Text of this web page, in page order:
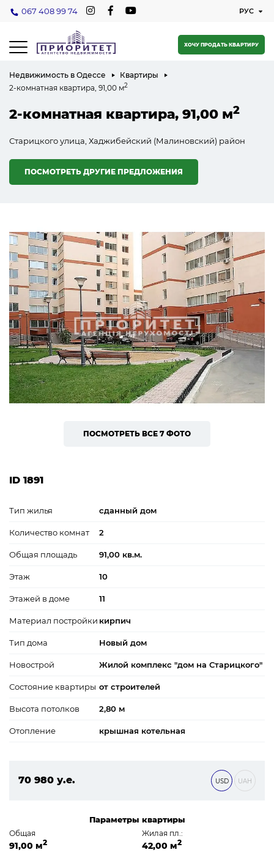
067 408 99 74
ХОЧУ ПРОДАТЬ КВАРТИРУ
Недвижимость в Одессе
Квартиры
2-комнатная квартира, 91,00 м2
2-комнатная квартира, 91,00 м2
Старицкого улица, Хаджибейский (Малиновский) район
ПОСМОТРЕТЬ ДРУГИЕ ПРЕДЛОЖЕНИЯ
ПОСМОТРЕТЬ ВСЕ 7 ФОТО
ID 1891
Тип жилья сданный дом
Количество комнат 2
Общая площадь 91,00 кв.м.
Этаж 10
Этажей в доме 11
Материал постройки кирпич
Тип дома Новый дом
Новострой Жилой комплекс "дом на Старицкого"
Состояние квартиры от строителей
Высота потолков 2,80 м
Отопление крышная котельная
70 980 у.е.
USD UAH
Параметры квартиры
Общая
91,00 м2
Жилая пл.:
42,00 м2